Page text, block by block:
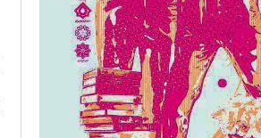
در صورت همکاری مسئولان سلماس
بازسازی سینما سعدی این شهرستان